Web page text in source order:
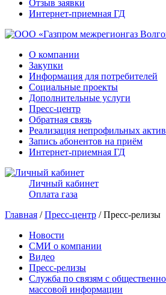
Отзыв заявки
Интернет-приемная ГД
О компании
Закупки
Информация для потребителей
Социальные проекты
Дополнительные услуги
Пресс-центр
Обратная связь
Реализация непрофильных
Запись абонентов на приём
Интернет-приемная ГД
Личный кабинет
Оплата газа
Главная /Пресс-центр / Пресс-релизы
Новости
СМИ о компании
Видео
Пресс-релизы
Служба по связям с
массовой информации